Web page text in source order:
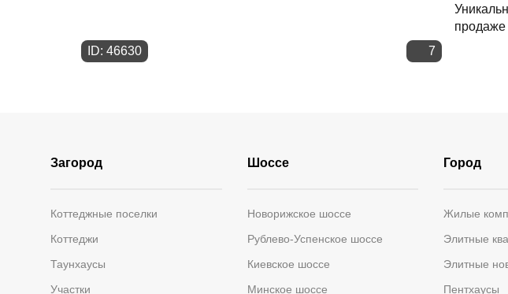
ID: 46630 7
продаже
Загород
Коттеджные поселки
Коттеджи
Таунхаусы
Участки
Шоссе
Новорижское шоссе
Рублево-Успенское шоссе
Киевское шоссе
Минское шоссе
Город
Жилые
Элитные
Элитные
Пентхаусы